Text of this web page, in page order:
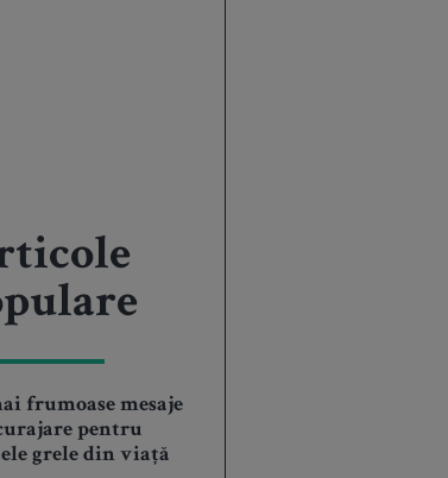
frumoase mesaje
pentru
grele din viață